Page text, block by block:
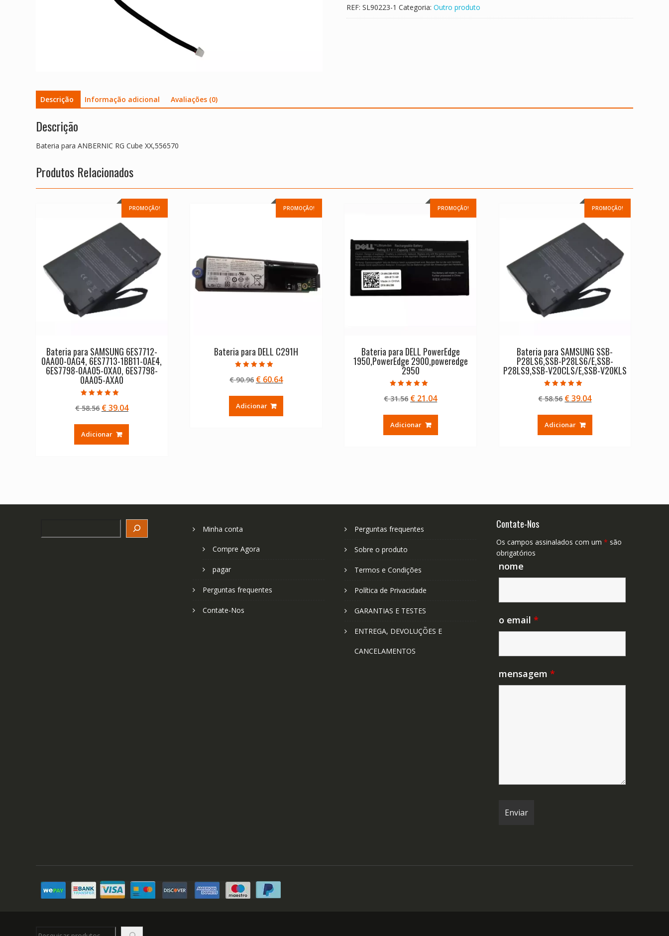
REF: SL90223-1 Categoria: Outro produto
Descrição Informação adicional Avaliações (0)
Descrição
Bateria para ANBERNIC RG Cube XX,556570
Produtos Relacionados
PROMOÇÃO!
Bateria para SAMSUNG 6ES7712-
0AA00-0AG4, 6ES7713-1BB11-0AE4,
6ES7798-0AA05-0XA0, 6ES7798-
0AA05-AXA0
5.00
de 5
€58.56 O
original
era:
€39.04O
Adicionar
PROMOÇÃO!
Bateria para DELL C291H
5.00
de 5
€90.96 O
original
era:
€60.64O
Adicionar
PROMOÇÃO!
Bateria para DELL PowerEdge
1950,PowerEdge 2900,poweredge
2950
5.00
de 5
€31.56 O
original
era:
€ 21.04O
Adicionar
PROMOÇÃO!
Bateria para SAMSUNG SSB-
P28LS6,SSB-P28LS6/E,SSB-
P28LS9,SSB-V20CLS/E,SSB-V20KLS
5.00
de 5
€58.56 O
original
era:
€39.04O
Adicionar
Minha conta
Compre Agora
pagar
Perguntas frequentes
Contate-Nos
Perguntas frequentes
Sobre o produto
Termos e Condições
Política de Privacidade
GARANTIAS E TESTES
ENTREGA, DEVOLUÇÕES E
CANCELAMENTOS
Contate-Nos
Os campos assinalados com um * são
obrigatórios
nome
o email *
mensagem *
Pesquisar